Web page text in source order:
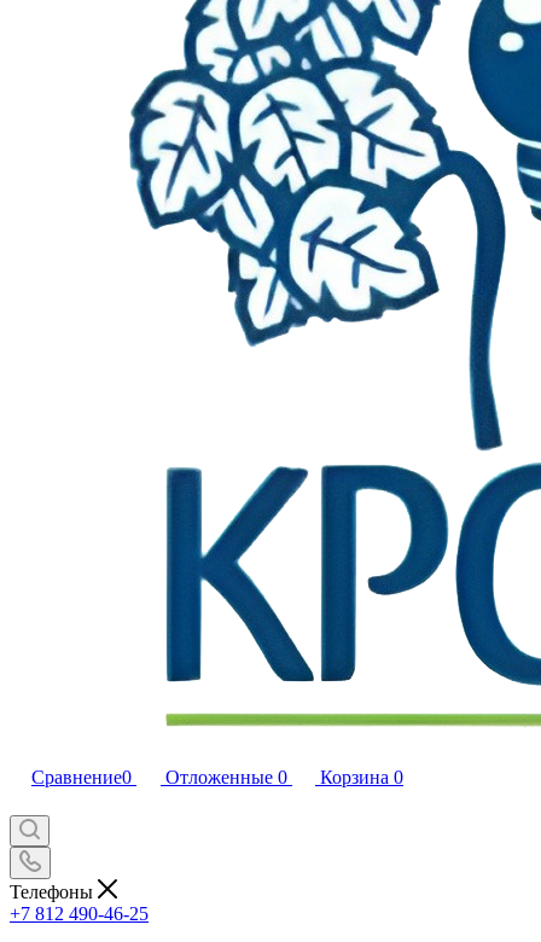
Сравнение0 Отложенные 0 Корзина 0
Телефоны
+7 812 490-46-25